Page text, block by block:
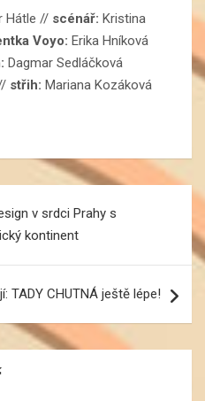
Hátle // scénář: Kristina
Voyo: Erika Hníková
Dagmar Sedláčková
střih: Mariana Kozáková
v srdci Prahy s
kontinent
TADY CHUTNÁ ještě lépe!